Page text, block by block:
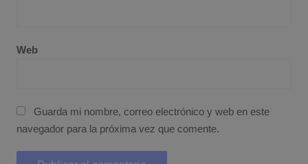
Web
Guarda mi nombre, correo electrónico y web en este
navegador para la próxima vez que comente.